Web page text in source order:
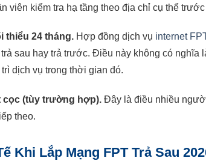
viên kiểm tra hạ tầng theo địa chỉ cụ thể
thiểu 24 tháng. Hợp đồng dịch vụ internet
sau hay trả trước. Điều này không có nghĩa
dịch vụ trong thời gian đó.
cọc (tùy trường hợp). Đây là điều nhiều
theo.
Khi Lắp Mạng FPT Trả Sau